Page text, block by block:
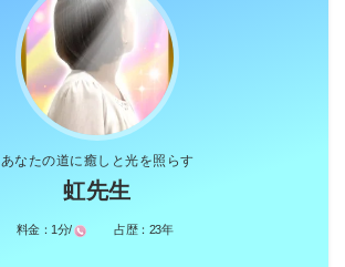
あなたの道に癒しと光を照らす
虹先生
料金：1分/ 占歴： 23年